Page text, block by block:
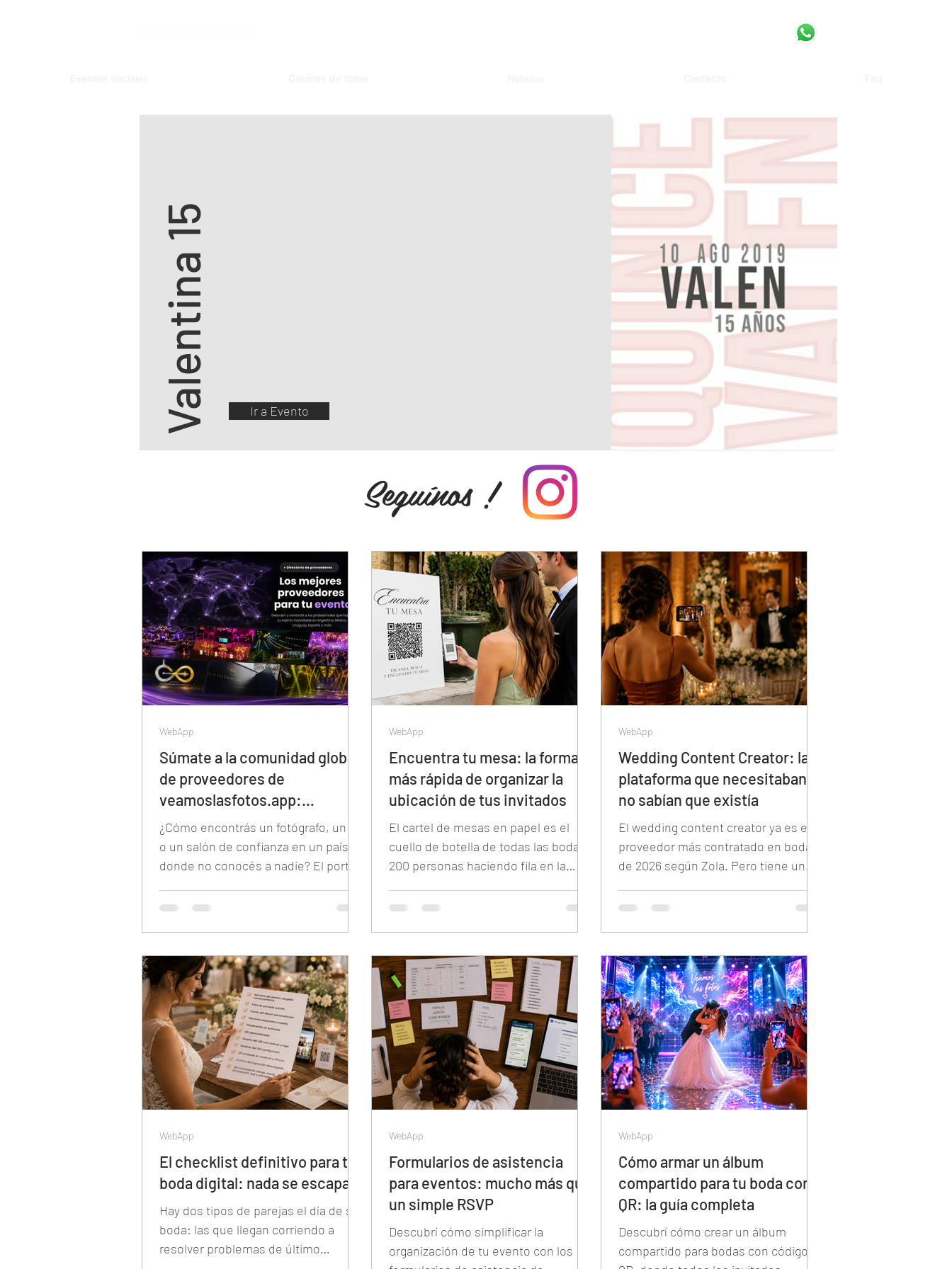
Valentina 15 Ir a Evento
Seguínos !
Súmate a la comunidad global
de proveedores de
veamoslasfotos.app:
conectamos profesionales de
eventos de todo el mundo
¿Cómo encontrás un fotógrafo, un DJ
o un salón de confianza en un país
donde no conocés a nadie? El portal
veamoslasfotos.app conecta
eventos a distancia — sin cuotas
mensuales como The Knot, con
alcance internacional que Portal
Casamientos no tiene, y con algo que
ninguno de los dos ofrece: el
proveedor ya domina la misma
tecnología que su cliente va a usar el
día del evento.
WebApp
Encuentra tu mesa: la forma
más rápida de organizar la
ubicación de tus invitados
El cartel de mesas en papel es el
cuello de botella de todas las bodas:
200 personas haciendo fila en la
letra pequeña bajo la presión del
cada invitado tipea su nombre y
encuentra su mesa en segundos — y
cómo esa misma plataforma también
tiene el álbum de fotos, la
proyección, las trivias y el sorteo de
la noche.
WebApp
Wedding Content Creator: la
plataforma que necesitaban y
no sabían que existía
El wedding content creator ya es el
proveedor más contratado en bodas
de 2026 según Zola. Pero tiene un
diseñado para organizar contenido
descarga en calidad original y con el
contenido en manos de Meta. Esta
guía muestra por qué
veamoslasfotos.app es la
herramienta que el mercado
necesitaba y todavía no conoce.
WebApp
El checklist definitivo para tu
boda digital: nada se escapa
Hay dos tipos de parejas el día de su
boda: las que llegan corriendo a
resolver problemas de último
WebApp
Formularios de asistencia
para eventos: mucho más que
un simple RSVP
Descubrí cómo simplificar la
organización de tu evento con los
WebApp
Cómo armar un álbum
compartido para tu boda con
QR: la guía completa
Descubrí cómo crear un álbum
compartido para bodas con código
WebApp